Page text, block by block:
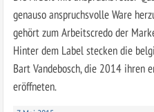
genauso anspruchsvolle Ware
gehört zum Arbeitscredo der
Hinter dem Label stecken die
Bart Vandebosch, die 2014 ihren
eröffneten.